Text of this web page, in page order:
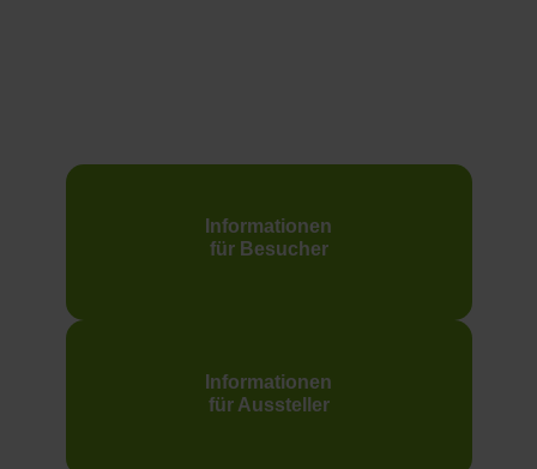
Informationen
für Besucher
Informationen
für Aussteller